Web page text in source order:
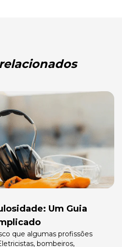
Um Guia
que algumas profissões
bombeiros,